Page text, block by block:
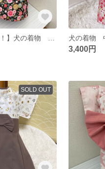
3,400円
SOLD OUT